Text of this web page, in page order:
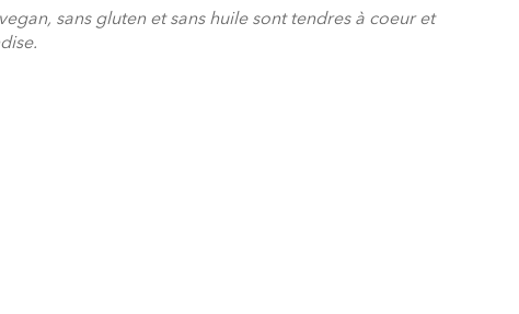
sans gluten et sans huile sont tendres à coeur et